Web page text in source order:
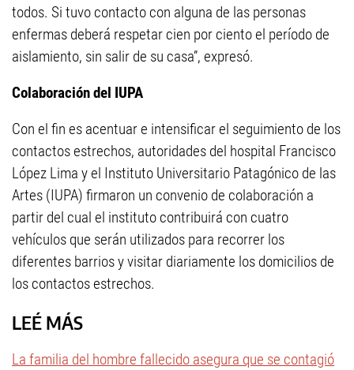
todos. Si tuvo contacto con alguna de las personas
enfermas deberá respetar cien por ciento el período de
aislamiento, sin salir de su casa”, expresó.
Colaboración del IUPA
Con el fin es acentuar e intensificar el seguimiento de los
contactos estrechos, autoridades del hospital Francisco
López Lima y el Instituto Universitario Patagónico de las
Artes (IUPA) firmaron un convenio de colaboración a
partir del cual el instituto contribuirá con cuatro
vehículos que serán utilizados para recorrer los
diferentes barrios y visitar diariamente los domicilios de
los contactos estrechos.
LEÉ MÁS
La familia del hombre fallecido asegura que se contagió